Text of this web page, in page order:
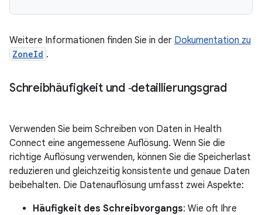
Weitere Informationen finden Sie in der Dokumentation zu
ZoneId .
Schreibhäufigkeit und ‑detaillierungsgrad
Verwenden Sie beim Schreiben von Daten in Health
Connect eine angemessene Auflösung. Wenn Sie die
richtige Auflösung verwenden, können Sie die Speicherlast
reduzieren und gleichzeitig konsistente und genaue Daten
beibehalten. Die Datenauflösung umfasst zwei Aspekte:
Häufigkeit des Schreibvorgangs: Wie oft Ihre